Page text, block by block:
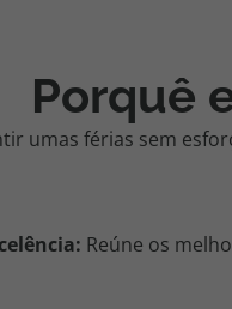
Porquê
umas férias sem
Reúne os